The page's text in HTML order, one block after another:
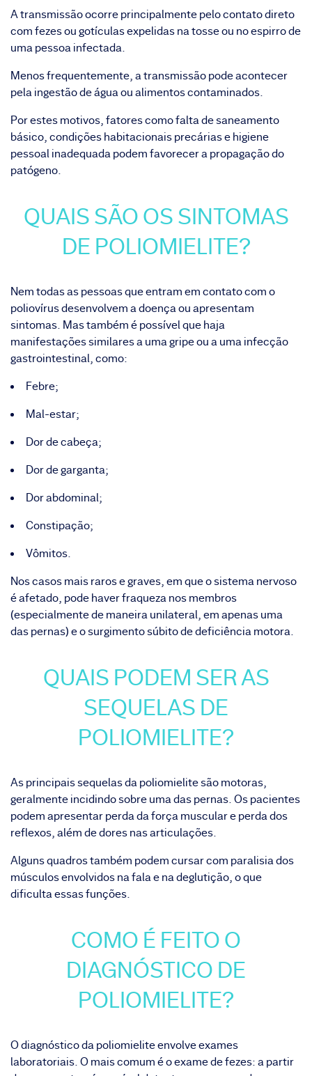
A transmissão ocorre principalmente pelo contato direto
com fezes ou gotículas expelidas na tosse ou no espirro de
uma pessoa infectada.
Menos frequentemente, a transmissão pode acontecer
pela ingestão de água ou alimentos contaminados.
Por estes motivos, fatores como falta de saneamento
básico, condições habitacionais precárias e higiene
pessoal inadequada podem favorecer a propagação do
patógeno.
QUAIS SÃO OS SINTOMAS
DE POLIOMIELITE?
Nem todas as pessoas que entram em contato com o
poliovírus desenvolvem a doença ou apresentam
sintomas. Mas também é possível que haja
manifestações similares a uma gripe ou a uma infecção
gastrointestinal, como:
Febre;
Mal-estar;
Dor de cabeça;
Dor de garganta;
Dor abdominal;
Constipação;
Vômitos.
Nos casos mais raros e graves, em que o sistema nervoso
é afetado, pode haver fraqueza nos membros
(especialmente de maneira unilateral, em apenas uma
das pernas) e o surgimento súbito de deficiência motora.
QUAIS PODEM SER AS
SEQUELAS DE
POLIOMIELITE?
As principais sequelas da poliomielite são motoras,
geralmente incidindo sobre uma das pernas. Os pacientes
podem apresentar perda da força muscular e perda dos
reflexos, além de dores nas articulações.
Alguns quadros também podem cursar com paralisia dos
músculos envolvidos na fala e na deglutição, o que
dificulta essas funções.
COMO É FEITO O
DIAGNÓSTICO DE
POLIOMIELITE?
O diagnóstico da poliomielite envolve exames
laboratoriais. O mais comum é o exame de fezes: a partir